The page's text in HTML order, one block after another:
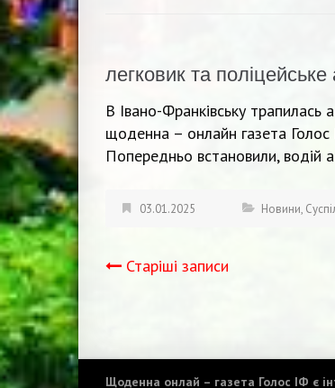
легковик та поліцейське
В Івано-Франківську трапилась
щоденна – онлайн газета Голос
Попередньо встановили,
03.01.2025 Новини,
Навігація
Старіші записи
Щоденна онлай – газета Голос ІФ є